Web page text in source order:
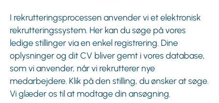
I rekrutteringsprocessen anvender vi et elektronisk
rekrutteringssystem. Her kan du søge på vores
ledige stillinger via en enkel registrering. Dine
oplysninger og dit CV bliver gemt i vores database,
som vi anvender, når vi rekrutterer nye
medarbejdere. Klik på den stilling, du ønsker at søge.
Vi glæder os til at modtage din ansøgning.